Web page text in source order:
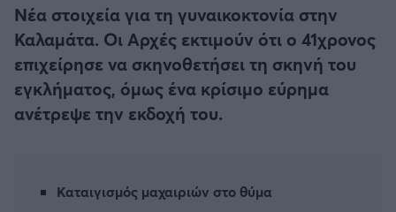
Ατρόμητος Αθηνών
Αστέρας Τρίπολης
Καλαμάτα
Νέα στοιχεία για τη γυναικοκτονία στην
Καλαμάτα. Οι Αρχές εκτιμούν ότι ο 41χρονος
επιχείρησε να σκηνοθετήσει τη σκηνή του
εγκλήματος, όμως ένα κρίσιμο εύρημα
ανέτρεψε την εκδοχή του.
Καταιγισμός μαχαιριών στο θύμα